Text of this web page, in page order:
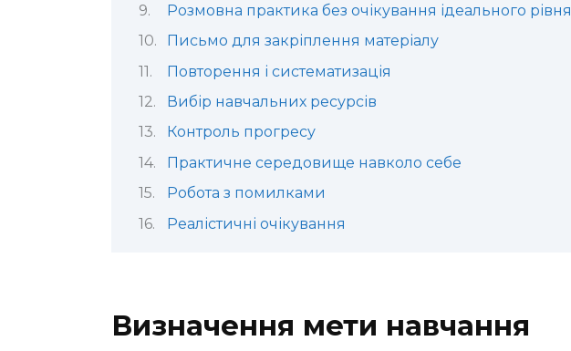
Розмовна практика без очікування ідеального рівня
Письмо для закріплення матеріалу
Повторення і систематизація
Вибір навчальних ресурсів
Контроль прогресу
Практичне середовище навколо себе
Робота з помилками
Реалістичні очікування
Визначення мети навчання